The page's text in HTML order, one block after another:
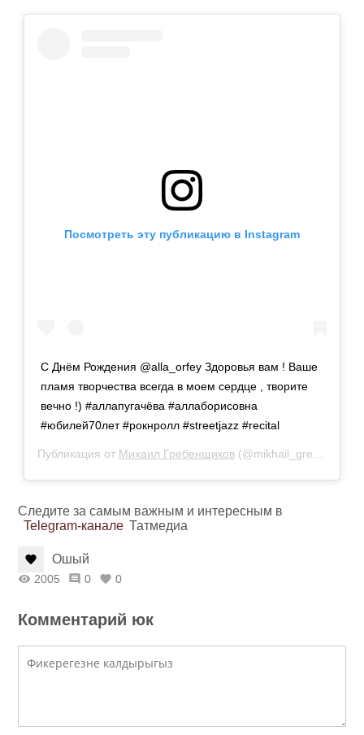
Посмотреть эту публикацию в Instagram
С Днём Рождения @alla_orfey Здоровья вам ! Ваше
пламя творчества всегда в моем сердце , творите
вечно !) #аллапугачёва #аллаборисовна
#юбилей70лет #рокнролл #streetjazz #recital
Публикация от Михаил Гребенщиков (@mikhail_grebenshchikov)
Следите за самым важным и интересным в
Telegram-канале Татмедиа
Ошый
2005 0 0
Комментарий юк